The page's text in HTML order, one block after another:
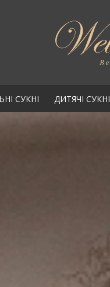
СУКНІ ДИТЯЧІ СУКНІ